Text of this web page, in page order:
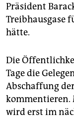
Präsident
Treibhausgase
hätte.
Die
Tage die
Abschaffung
kommentieren.
wird erst im